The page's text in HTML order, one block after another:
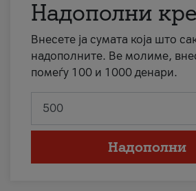
Надополни
Внесете ја сумата која што
надополните. Ве молиме,
помеѓу 100 и 1000 денари.
Надополни